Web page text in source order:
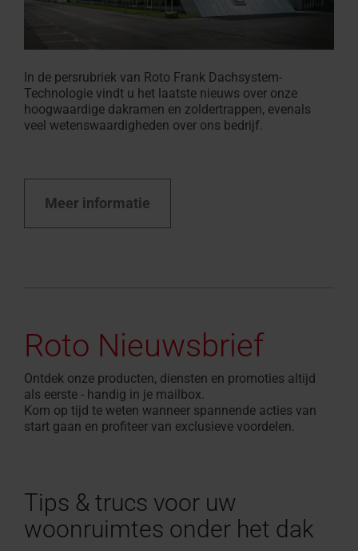
In de persrubriek van Roto Frank Dachsystem-
Technologie vindt u het laatste nieuws over onze
hoogwaardige dakramen en zoldertrappen, evenals
veel wetenswaardigheden over ons bedrijf.
Meer informatie
Roto Nieuwsbrief
Ontdek onze producten, diensten en promoties altijd
als eerste - handig in je mailbox.
Kom op tijd te weten wanneer spannende acties van
start gaan en profiteer van exclusieve voordelen.
Tips & trucs voor uw
woonruimtes onder het dak